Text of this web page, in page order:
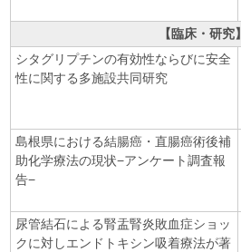
【臨床・研究】
シタグリプチンの有効性ならびに安全
性に関する多施設共同研究
島根県における結腸癌・直腸癌術後補
助化学療法の現状−アンケート調査報
告−
尿管結石による腎盂腎炎敗血症ショッ
クに対しエンドトキシン吸着療法が著